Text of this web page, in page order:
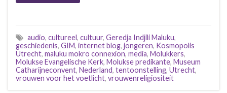
audio, cultureel, cultuur, Geredja Indjili Maluku,
geschiedenis, GIM, internet blog, jongeren, Kosmopolis
Utrecht, maluku mokro connexion, media, Molukkers,
Molukse Evangelische Kerk, Molukse predikante, Museum
Catharijneconvent, Nederland, tentoonstelling, Utrecht,
vrouwen voor het voetlicht, vrouwenreligiositeit